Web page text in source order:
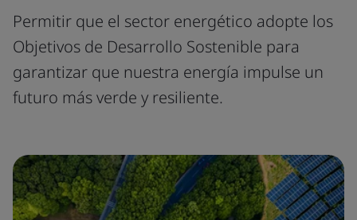
Permitir que el sector energético adopte los
Objetivos de Desarrollo Sostenible para
garantizar que nuestra energía impulse un
futuro más verde y resiliente.